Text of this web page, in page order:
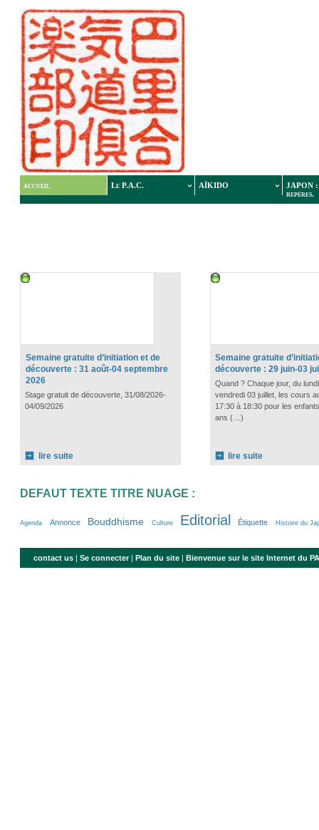
accueil Le P.A.C. AÏKIDO
JAPON :
repères.
Semaine gratuite d’initiation et de
découverte : 31 août-04 septembre
2026
Stage gratuit de découverte, 31/08/2026-
04/09/2026
lire suite
Semaine gratuite
découverte : 29 juin-03
Quand ? Chaque jour, du
vendredi 03 juillet, les cours
17:30 à 18:30 pour les
ans (…)
lire suite
DEFAUT TEXTE TITRE NUAGE :
20/100
Agenda
39/100 Annonce
58/100 Bouddhisme
4/100 Culture
100/100 Editorial
37/100 Étiquette
8/100 Histoire du
3/100
18/100
4/100
30/100
42/100
contact us |Se connecter|Plan du site |Bienvenue sur le site Internet du